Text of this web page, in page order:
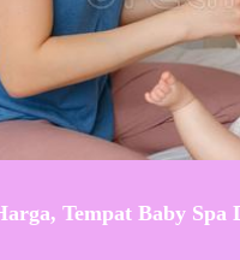
Tempat Baby Spa